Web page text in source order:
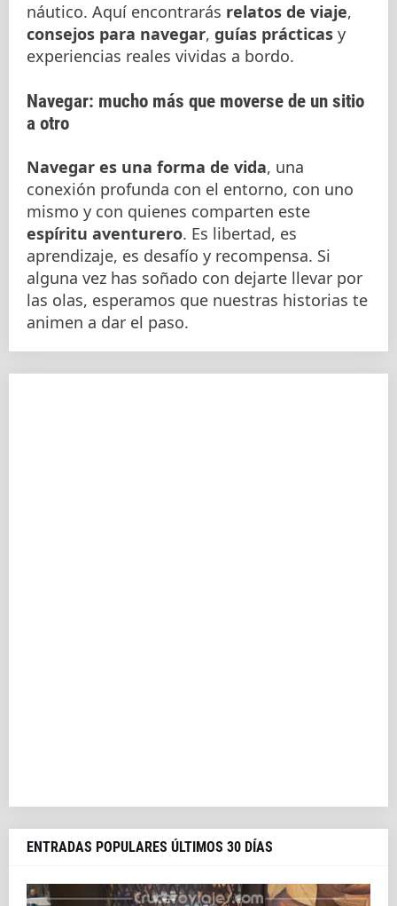
náutico. Aquí encontrarás relatos de viaje,
consejos para navegar, guías prácticas y
experiencias reales vividas a bordo.
Navegar: mucho más que moverse de un sitio
a otro
Navegar es una forma de vida, una
conexión profunda con el entorno, con uno
mismo y con quienes comparten este
espíritu aventurero. Es libertad, es
aprendizaje, es desafío y recompensa. Si
alguna vez has soñado con dejarte llevar por
las olas, esperamos que nuestras historias te
animen a dar el paso.
ENTRADAS POPULARES ÚLTIMOS 30 DÍAS